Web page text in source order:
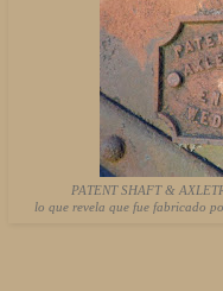
PATENT SHAFT &
lo que revela que fue fabricado